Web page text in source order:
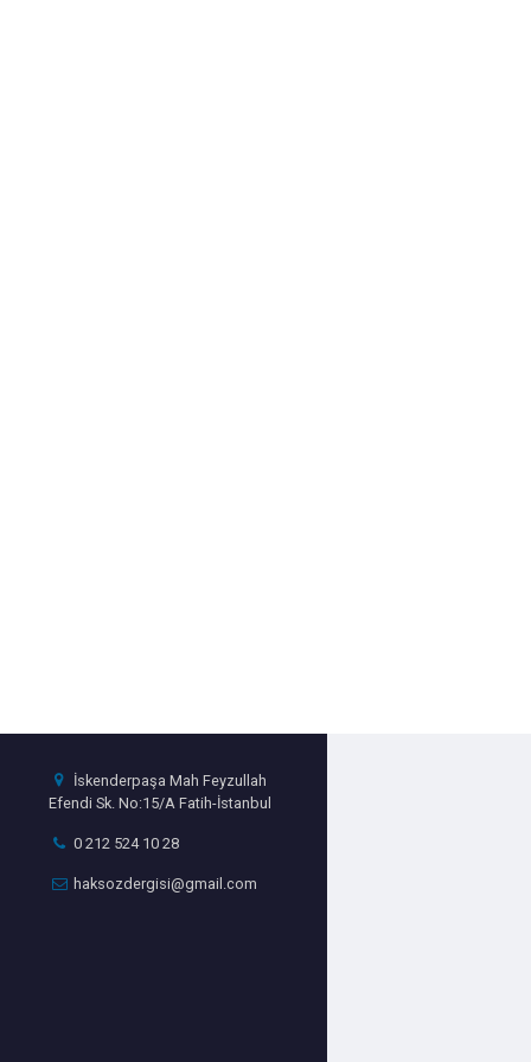
İskenderpaşa Mah Feyzullah
Efendi Sk. No:15/A Fatih-İstanbul
0 212 524 10 28
haksozdergisi@gmail.com